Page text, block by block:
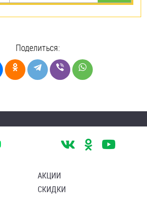
Поделиться:
АКЦИИ
СКИДКИ